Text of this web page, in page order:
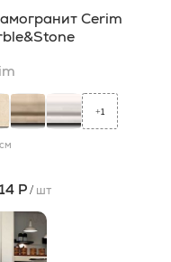
Cerim
+1
см
Р/ шт